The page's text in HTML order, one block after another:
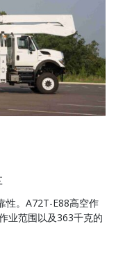
性。A72T-E88高空作
业范围以及363千克的